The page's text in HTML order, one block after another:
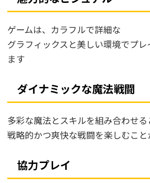
ゲームは、カラフルで詳細な
グラフィックスと美しい環境でプレ
ます
ダイナミックな魔法戦闘
多彩な魔法とスキルを組み合わせる
戦略的かつ爽快な戦闘を楽しむこ
協力プレイ